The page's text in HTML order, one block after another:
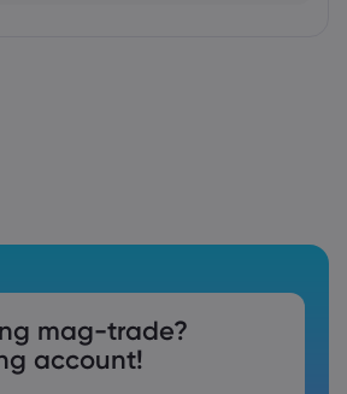
mag-trade?
account!